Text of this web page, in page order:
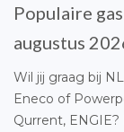
Populaire
augustus
Wil jij graag bij
Eneco of
Qurrent,